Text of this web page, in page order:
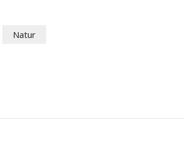
Natur